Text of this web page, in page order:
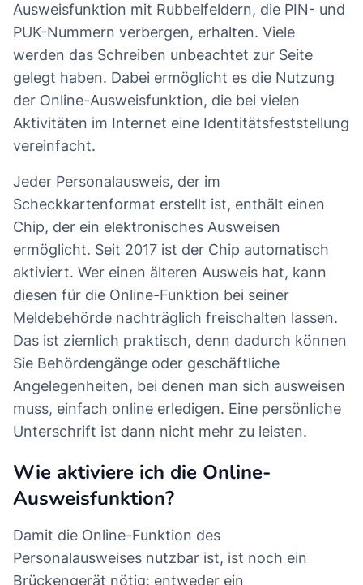
Ausweisfunktion mit Rubbelfeldern, die PIN- und
PUK-Nummern verbergen, erhalten. Viele
werden das Schreiben unbeachtet zur Seite
gelegt haben. Dabei ermöglicht es die Nutzung
der Online-Ausweisfunktion, die bei vielen
Aktivitäten im Internet eine Identitätsfeststellung
vereinfacht.
Jeder Personalausweis, der im
Scheckkartenformat erstellt ist, enthält einen
Chip, der ein elektronisches Ausweisen
ermöglicht. Seit 2017 ist der Chip automatisch
aktiviert. Wer einen älteren Ausweis hat, kann
diesen für die Online-Funktion bei seiner
Meldebehörde nachträglich freischalten lassen.
Das ist ziemlich praktisch, denn dadurch können
Sie Behördengänge oder geschäftliche
Angelegenheiten, bei denen man sich ausweisen
muss, einfach online erledigen. Eine persönliche
Unterschrift ist dann nicht mehr zu leisten.
Wie aktiviere ich die Online-
Ausweisfunktion?
Damit die Online-Funktion des
Personalausweises nutzbar ist, ist noch ein
Brückengerät nötig: entweder ein